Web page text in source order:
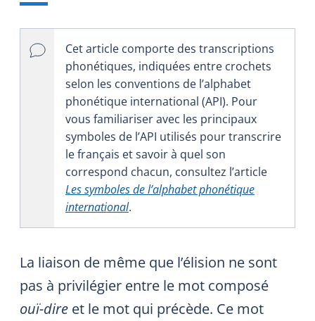
Cet article comporte des transcriptions
phonétiques, indiquées entre crochets
selon les conventions de l’alphabet
phonétique international (API). Pour
vous familiariser avec les principaux
symboles de l’API utilisés pour transcrire
le français et savoir à quel son
correspond chacun, consultez l’article
Les symboles de l’alphabet phonétique
international.
La liaison de même que l’élision ne sont
pas à privilégier entre le mot composé
ouï-dire et le mot qui précède. Ce mot